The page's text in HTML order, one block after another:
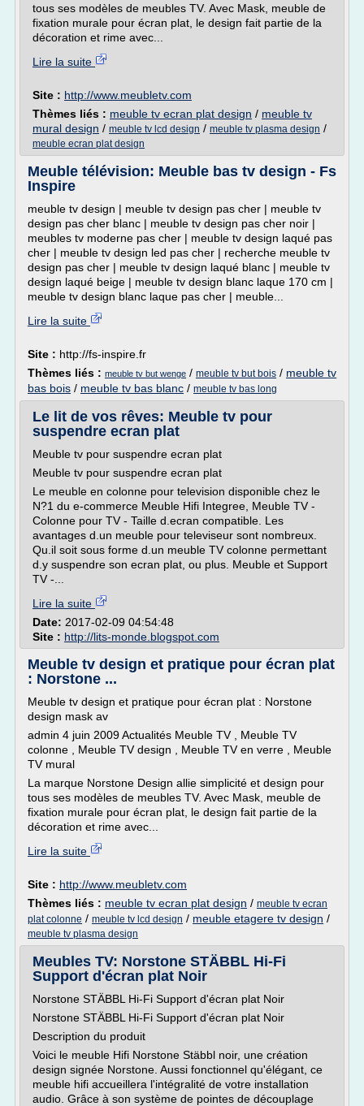
tous ses modèles de meubles TV. Avec Mask, meuble de
fixation murale pour écran plat, le design fait partie de la
décoration et rime avec...
Lire la suite
Site : http://www.meubletv.com
Thèmes liés : meuble tv ecran plat design / meuble tv
mural design / meuble tv lcd design / meuble tv plasma design /
meuble ecran plat design
Meuble télévision: Meuble bas tv design - Fs
Inspire
meuble tv design | meuble tv design pas cher | meuble tv
design pas cher blanc | meuble tv design pas cher noir |
meubles tv moderne pas cher | meuble tv design laqué pas
cher | meuble tv design led pas cher | recherche meuble tv
design pas cher | meuble tv design laqué blanc | meuble tv
design laqué beige | meuble tv design blanc laque 170 cm |
meuble tv design blanc laque pas cher | meuble...
Lire la suite
Site : http://fs-inspire.fr
Thèmes liés : meuble tv but wenge / meuble tv but bois / meuble tv
bas bois / meuble tv bas blanc / meuble tv bas long
Le lit de vos rêves: Meuble tv pour
suspendre ecran plat
Meuble tv pour suspendre ecran plat
Meuble tv pour suspendre ecran plat
Le meuble en colonne pour television disponible chez le
N?1 du e-commerce Meuble Hifi Integree, Meuble TV -
Colonne pour TV - Taille d.ecran compatible. Les
avantages d.un meuble pour televiseur sont nombreux.
Qu.il soit sous forme d.un meuble TV colonne permettant
d.y suspendre son ecran plat, ou plus. Meuble et Support
TV -...
Lire la suite
Date: 2017-02-09 04:54:48
Site : http://lits-monde.blogspot.com
Meuble tv design et pratique pour écran plat
: Norstone ...
Meuble tv design et pratique pour écran plat : Norstone
design mask av
admin 4 juin 2009 Actualités Meuble TV , Meuble TV
colonne , Meuble TV design , Meuble TV en verre , Meuble
TV mural
La marque Norstone Design allie simplicité et design pour
tous ses modèles de meubles TV. Avec Mask, meuble de
fixation murale pour écran plat, le design fait partie de la
décoration et rime avec...
Lire la suite
Site : http://www.meubletv.com
Thèmes liés : meuble tv ecran plat design / meuble tv ecran
plat colonne / meuble tv lcd design / meuble etagere tv design /
meuble tv plasma design
Meubles TV: Norstone STÄBBL Hi-Fi
Support d'écran plat Noir
Norstone STÄBBL Hi-Fi Support d'écran plat Noir
Norstone STÄBBL Hi-Fi Support d'écran plat Noir
Description du produit
Voici le meuble Hifi Norstone Stäbbl noir, une création
design signée Norstone. Aussi fonctionnel qu'élégant, ce
meuble hifi accueillera l'intégralité de votre installation
audio. Grâce à son système de pointes de découplage